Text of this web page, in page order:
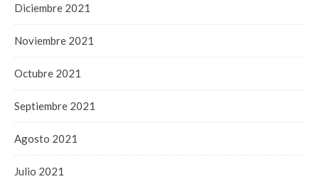
Diciembre 2021
Noviembre 2021
Octubre 2021
Septiembre 2021
Agosto 2021
Julio 2021